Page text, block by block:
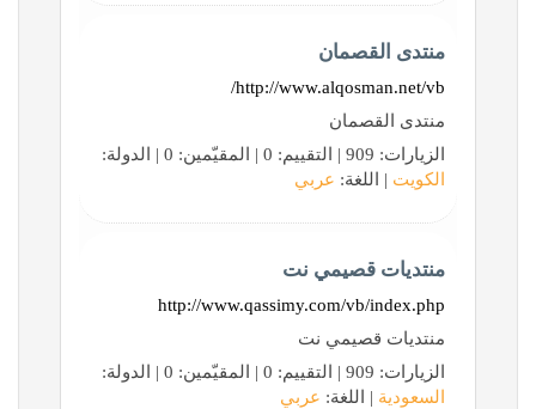
منتدى القصمان
http://www.alqosman.net/vb/
منتدى القصمان
الزيارات: 909 | التقييم: 0 | المقيّمين: 0 | الدولة:
الكويت | اللغة: عربي
منتديات قصيمي نت
http://www.qassimy.com/vb/index.php
منتديات قصيمي نت
الزيارات: 909 | التقييم: 0 | المقيّمين: 0 | الدولة:
السعودية | اللغة: عربي